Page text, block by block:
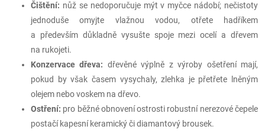
Čištění: nůž se nedoporučuje mýt v myčce nádobí; nečistoty
jednoduše omyjte vlažnou vodou, otřete hadříkem
a především důkladně vysušte spoje mezi ocelí a dřevem
na rukojeti.
Konzervace dřeva: dřevěné výplně z výroby ošetření mají,
pokud by však časem vysychaly, zlehka je přetřete lněným
olejem nebo voskem na dřevo.
Ostření: pro běžné obnovení ostrosti robustní nerezové čepele
postačí kapesní keramický či diamantový brousek.